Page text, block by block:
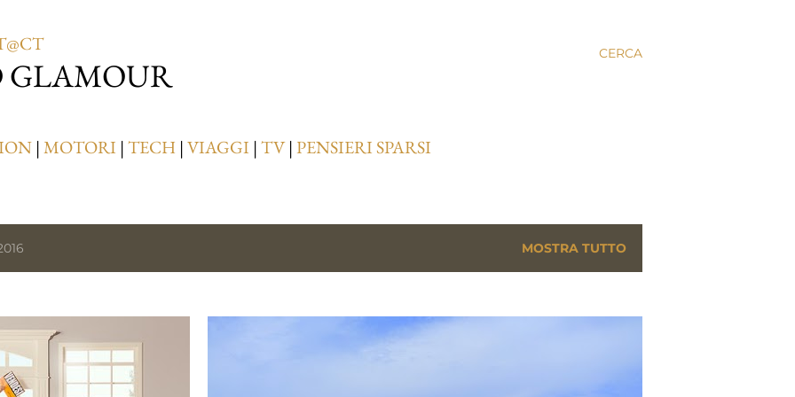
CERCA
GLAMOUR
|MOTORI |TECH |VIAGGI |TV|PENSIERI SPARSI
MOSTRA TUTTO